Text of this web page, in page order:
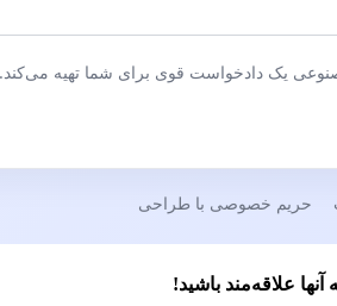
امضاء کننده نامه
یک دادخواست قوی برای شما تهیه می‌کند.
حریم خصوصی با طراحی
علاقه‌مند باشید!